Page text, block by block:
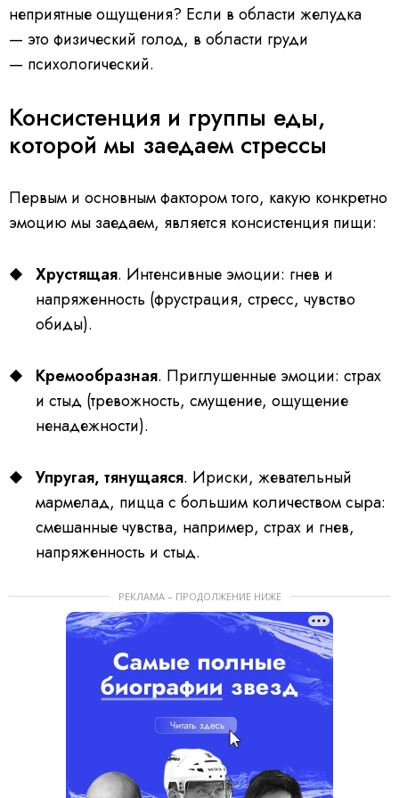
неприятные ощущения? Если в области желудка
— это физический голод, в области груди
— психологический.
Консистенция и группы еды,
которой мы заедаем стрессы
Первым и основным фактором того, какую конкретно
эмоцию мы заедаем, является консистенция пищи:
Хрустящая. Интенсивные эмоции: гнев и
напряженность (фрустрация, стресс, чувство
обиды).
Кремообразная. Приглушенные эмоции: страх
и стыд (тревожность, смущение, ощущение
ненадежности).​
Упругая, тянущаяся. Ириски, жевательный
мармелад, пицца с большим количеством сыра:
смешанные чувства, например, страх и гнев,
напряженность и стыд.
РЕКЛАМА – ПРОДОЛЖЕНИЕ НИЖЕ